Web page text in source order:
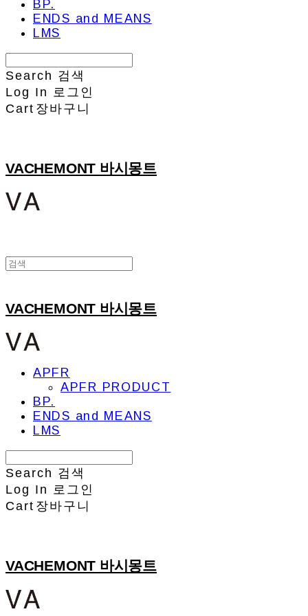
BP.
ENDS and MEANS
LMS
Search 검색
Log In
로그인
Cart 장바구니
VACHEMONT 바시몽트
VACHEMONT 바시몽트
APFR
APFR PRODUCT
BP.
ENDS and MEANS
LMS
Search 검색
Log In 로그인
Cart 장바구니
VACHEMONT 바시몽트